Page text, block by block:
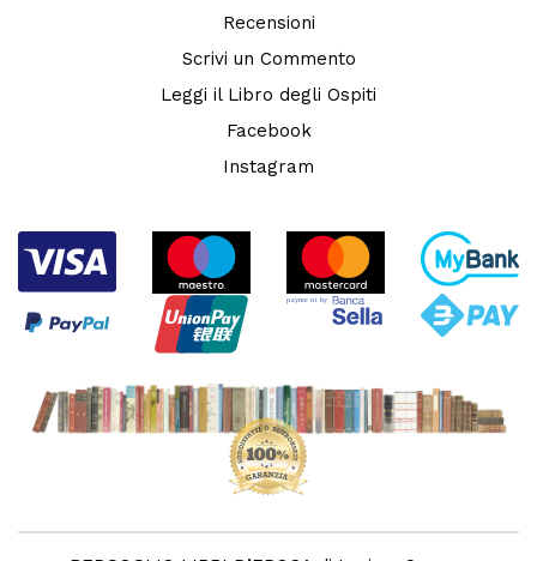
Recensioni
Scrivi un Commento
Leggi il Libro degli Ospiti
Facebook
Instagram